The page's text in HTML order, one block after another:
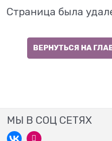
Страница была
ВЕРНУТЬСЯ НА
МЫ В СОЦ СЕТЯХ